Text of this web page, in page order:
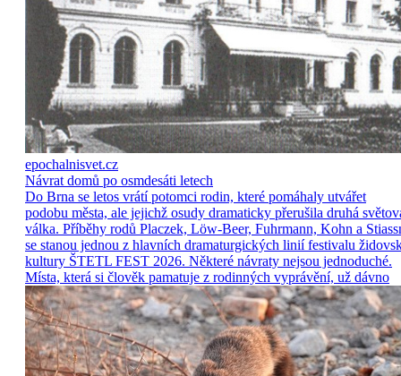
epochalnisvet.cz
Návrat domů po osmdesáti letech
Do Brna se letos vrátí potomci rodin, které pomáhaly utvářet
podobu města, ale jejichž osudy dramaticky přerušila druhá
válka. Příběhy rodů Placzek, Löw-Beer, Fuhrmann, Kohn a
se stanou jednou z hlavních dramaturgických linií festivalu
kultury ŠTETL FEST 2026. Některé návraty nejsou jednoduché.
Místa, která si člověk pamatuje z rodinných vyprávění, už dávno